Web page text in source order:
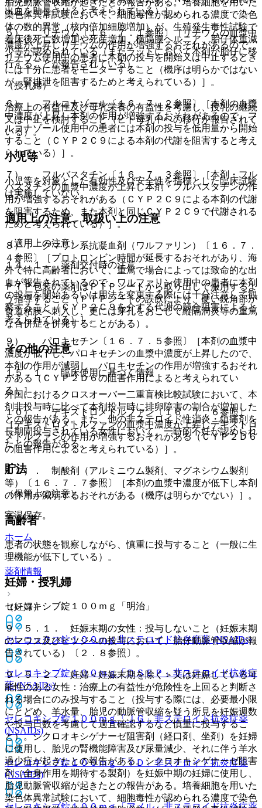
胎児動脈管収縮が起きたとの報告がある。培養細胞を用いた
染色体異常試験において、細胞毒性が認められる濃度で染色
体の数的異常（核内倍加細胞増加）が、生殖発生毒性試験で
着床後死亡数増加や死産増加、横隔膜ヘルニア、胎仔体重減
少等が認められている（またラットにおいて本剤が胎仔に移
行することが報告されている）。
（授乳婦）
治療上の有益性及び母乳栄養の有益性を考慮し、授乳の継続
又は中止を検討すること（ヒト母乳中への移行が報告されて
いる）。
小児等
小児等を対象とした有効性及び安全性を指標とした臨床試験
は実施していない。
適用上の注意、取扱い上の注意
（適用上の注意）
１４．１． 薬剤交付時の注意
ＰＴＰ包装の薬剤はＰＴＰシートから取り出して服用するよ
う指導すること（ＰＴＰシートの誤飲により、硬い鋭角部が
食道粘膜へ刺入し、更には穿孔をおこして縦隔洞炎等の重篤
な合併症を併発することがある）。
その他の注意
１５．１． 臨床使用に基づく情報
外国におけるクロスオーバー二重盲検比較試験において、本
剤非投与時に比べて本剤投与時に排卵障害の割合が増加した
との報告がある。また、他の非ステロイド性消炎・鎮痛剤を
長期間投与されている女性において、一時的不妊が認められ
たとの報告がある。
貯法
（保管上の注意）
室温保存。
ホーム
薬剤情報
セレコキシブ錠１００ｍｇ「明治」
セレコックス錠１００ｍｇ非ステロイド抗炎症薬 (NSAIDs)
セレコキシブ錠１００ｍｇ「ＤＳＥＰ」 非ステロイド抗炎症
薬 (NSAIDs)
セレコキシブ錠１００ｍｇ「ＪＧ」非ステロイド抗炎症薬
(NSAIDs)
セレコキシブ錠１００ｍｇ「ＹＤ」非ステロイド抗炎症薬
(NSAIDs)
出血を助長させると考えられている）］。
５）． リチウム〔１６．７．１参照〕［リチウムの血漿中
濃度が上昇しリチウムの作用が増強するおそれがあるので、
リチウム使用中の患者に本剤の投与を開始又は中止するとき
には十分に患者をモニターすること（機序は明らかではない
が、腎排泄を阻害するためと考えられている）］。
６）． フルコナゾール〔１６．７．２参照〕［本剤の血漿
中濃度が上昇し本剤の作用が増強するおそれがあるので、フ
ルコナゾール使用中の患者には本剤の投与を低用量から開始
すること（ＣＹＰ２Ｃ９による本剤の代謝を阻害すると考え
られている）］。
７）． フルバスタチン〔１６．７．３参照〕［本剤・フル
バスタチンの血漿中濃度が上昇し本剤・フルバスタチンの作
用が増強するおそれがある（ＣＹＰ２Ｃ９による本剤の代謝
を阻害するため、また本剤と同じＣＹＰ２Ｃ９で代謝される
ためと考えられている）］。
８）． クマリン系抗凝血剤（ワルファリン）〔１６．７．
４参照〕［プロトロンビン時間が延長するおそれがあり、海
外で特に高齢者において、重篤で場合によっては致命的な出
血が報告されているので、ワルファリン使用中の患者に本剤
の投与を開始あるいは用法を変更する際には十分注意して観
察すること（ＣＹＰ２Ｃ９を介する代謝の競合阻害によると
考えられている）］。
９）． パロキセチン〔１６．７．５参照〕［本剤の血漿中
濃度が低下し、パロキセチンの血漿中濃度が上昇したので、
本剤の作用が減弱し、パロキセチンの作用が増強するおそれ
がある（ＣＹＰ２Ｄ６の阻害作用によると考えられてい
る）］。
１０）． デキストロメトルファン〔１６．７．６参照〕
［デキストロメトルファンの血漿中濃度が上昇しデキストロ
メトルファンの作用が増強するおそれがある（ＣＹＰ２Ｄ６
の阻害作用によると考えられている）］。
１１）． 制酸剤（アルミニウム製剤、マグネシウム製剤
等）〔１６．７．７参照〕［本剤の血漿中濃度が低下し本剤
の作用が減弱するおそれがある（機序は明らかでない）］。
高齢者
患者の状態を観察しながら、慎重に投与すること（一般に生
理機能が低下している）。
妊婦・授乳婦
（妊婦）
９．５．１． 妊娠末期の女性：投与しないこと（妊娠末期
のマウス及びヒツジへの投与において、胎仔動脈管収縮が報
告されている）〔２．８参照〕。
９．５．２． 妊婦＜妊娠末期を除く＞又は妊娠している可
能性のある女性：治療上の有益性が危険性を上回ると判断さ
れる場合にのみ投与すること（投与する際には、必要最小限
にとどめ、羊水量、胎児の動脈管収縮を疑う所見を妊娠週数
や投与日数を考慮して適宜確認するなど慎重に投与するこ
と）。シクロオキシゲナーゼ阻害剤（経口剤、坐剤）を妊婦
に使用し、胎児の腎機能障害及び尿量減少、それに伴う羊水
過少症が起きたとの報告がある。シクロオキシゲナーゼ阻害
剤（全身作用を期待する製剤）を妊娠中期の妊婦に使用し、
胎児動脈管収縮が起きたとの報告がある。培養細胞を用いた
染色体異常試験において、細胞毒性が認められる濃度で染色